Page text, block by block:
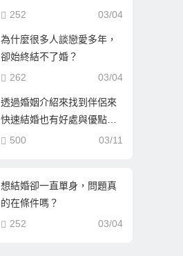
03/04
252
為什麼很多人談戀愛多年，
卻始終結不了婚？
03/04
262
透過婚姻介紹來找到伴侶來
快速結婚也有好處與優點…
03/11
500
想結婚卻一直單身，問題真
的在條件嗎？
03/04
252